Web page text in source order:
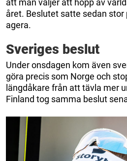
att man väljer att hopp av
året. Beslutet satte sedan stor
agera.
Sveriges beslut
Under onsdagen kom även
göra precis som Norge och
längdåkare från att tävla mer
Finland tog samma beslut